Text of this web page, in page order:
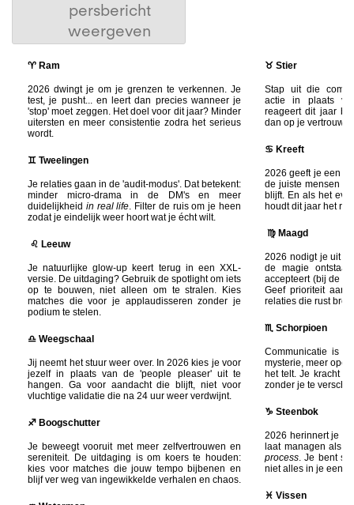
persbericht
weergeven
♈ Ram
2026 dwingt je om je grenzen te verkennen. Je
test, je pusht... en leert dan precies wanneer je
'stop' moet zeggen. Het doel voor dit jaar? Minder
uitersten en meer consistentie zodra het serieus
wordt.
♊ Tweelingen
Je relaties gaan in de 'audit-modus'. Dat betekent:
minder micro-drama in de DM's en meer
duidelijkheid in real life. Filter de ruis om je heen
zodat je eindelijk weer hoort wat je écht wilt.
♌ Leeuw
Je natuurlijke glow-up keert terug in een XXL-
versie. De uitdaging? Gebruik de spotlight om iets
op te bouwen, niet alleen om te stralen. Kies
matches die voor je applaudisseren zonder je
podium te stelen.
♎ Weegschaal
Jij neemt het stuur weer over. In 2026 kies je voor
jezelf in plaats van de 'people pleaser' uit te
hangen. Ga voor aandacht die blijft, niet voor
vluchtige validatie die na 24 uur weer verdwijnt.
♐ Boogschutter
Je beweegt vooruit met meer zelfvertrouwen en
sereniteit. De uitdaging is om koers te houden:
kies voor matches die jouw tempo bijbenen en
blijf ver weg van ingewikkelde verhalen en chaos.
♉ Stier
Stap uit die
actie in plaats
reageert dit jaar
dan op je
♋ Kreeft
2026 geeft je een
de juiste mensen
blijft. En als het
houdt dit jaar het
♍ Maagd
2026 nodigt je uit
de magie
accepteert (bij de
Geef prioriteit aan
relaties die rust
♏ Schorpioen
Communicatie is
mysterie, meer
het telt. Je kracht
zonder je te
♑ Steenbok
2026 herinnert je
laat managen als
process. Je bent
niet alles in je
♓ Vissen